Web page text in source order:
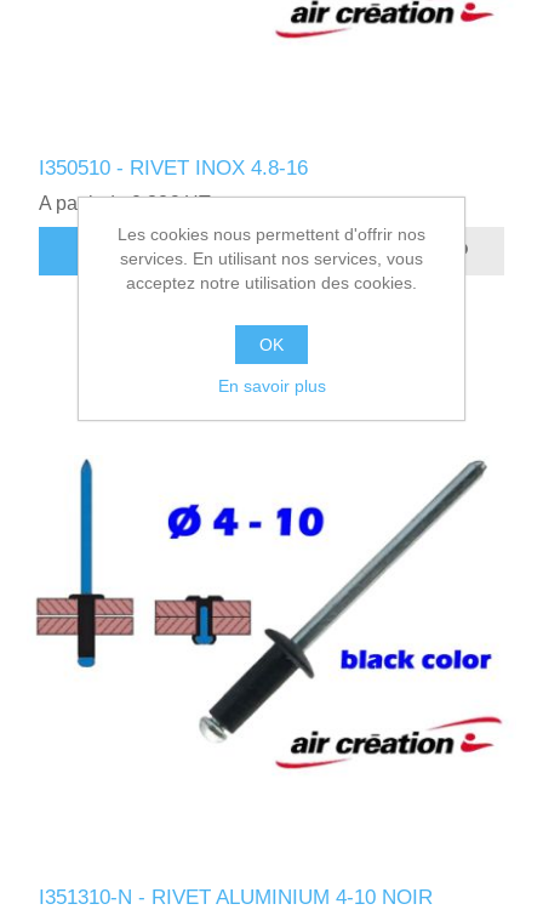
I350510 - RIVET INOX 4.8-16
A partir de 0,32€ HT
AJOUTER AU PANIER
I351310-N - RIVET ALUMINIUM 4-10 NOIR
Les cookies nous permettent d'offrir nos
services. En utilisant nos services, vous
acceptez notre utilisation des cookies.
OK
En savoir plus